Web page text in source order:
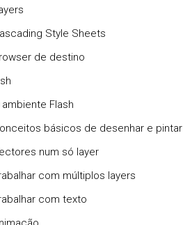
Style Sheets
de destino
ambiente Flash
básicos de desenhar e pintar
num só layer
com múltiplos layers
com texto